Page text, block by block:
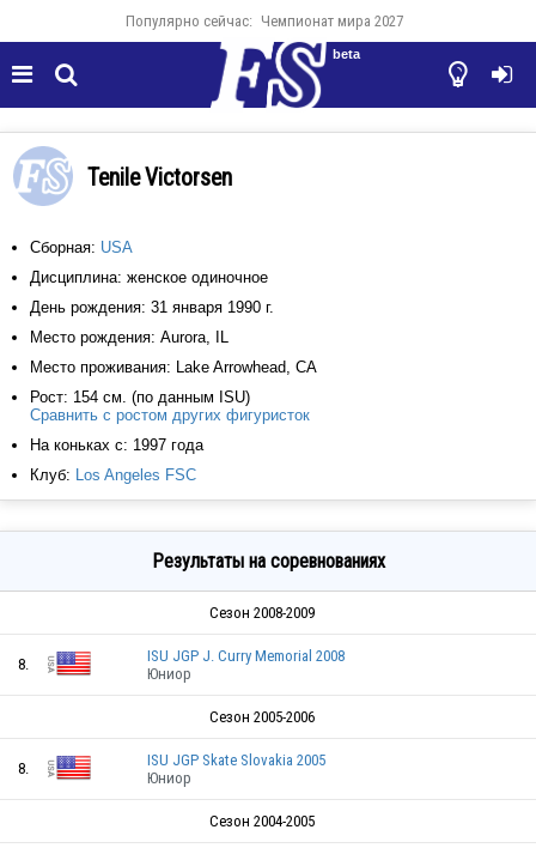
Популярно сейчас: Чемпионат мира 2027
  

beta
Tenile Victorsen
Сборная: USA
Дисциплина: женское одиночное
День рождения: 31 января 1990 г.
Место рождения: Aurora, IL
Место проживания: Lake Arrowhead, CA
Рост: 154 см. (по данным ISU)
Сравнить с ростом других фигуристок
На коньках с: 1997 года
Клуб: Los Angeles FSC
Результаты на соревнованиях
Сезон 2008-2009
8.
ISU JGP J. Curry Memorial 2008
Юниор
Сезон 2005-2006
8.
ISU JGP Skate Slovakia 2005
Юниор
Сезон 2004-2005